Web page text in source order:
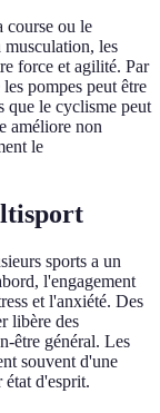
course ou le
musculation, les
force et agilité. Par
pompes peut être
que le cyclisme peut
améliore non
le
sports a un
l'engagement
et l'anxiété. Des
libère des
être général. Les
souvent d'une
d'esprit.